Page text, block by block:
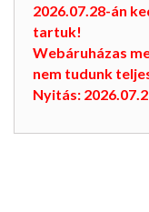
2026.07.28-án
tartuk!
Webáruházas
nem tudunk
Nyitás: